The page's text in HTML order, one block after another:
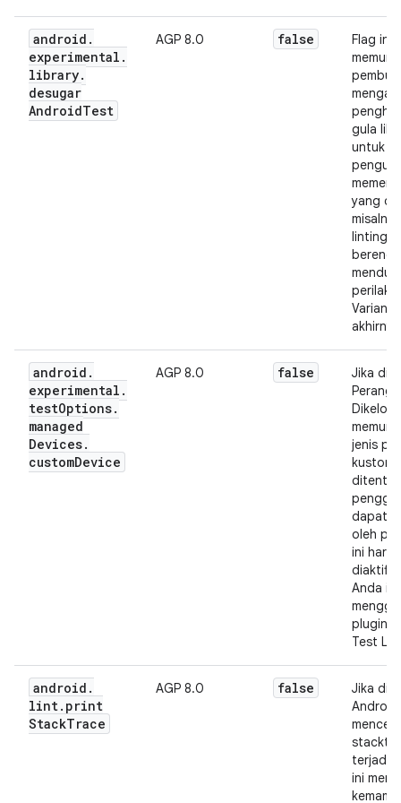
android .
experimental .
library.
desugar
AndroidTest
AGP 8.0 false
Flag ini
gula
untuk
yang
linting.
perilaku
Variant
android .
experimental .
testOptions.
managed
Devices.
customDevice
AGP 8.0 false
Jika
jenis
kustom
dapat
oleh
ini harus
Anda
plugin
Test
android .
lint. print
StackTrace
AGP 8.0 false
Jika
Android
terjadi
ini